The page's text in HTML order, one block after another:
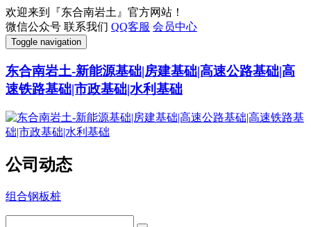
欢迎来到『东合南岩土』官方网站！
微信公众号 联系我们 QQ客服 会员中心
Toggle navigation
东合南岩土-新能源基础|房建基础|高速公路基础|高
速铁路基础|市政基础|水利基础
公司动态
组合钢板桩